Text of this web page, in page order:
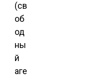
(св
об
од
ны
й
аге